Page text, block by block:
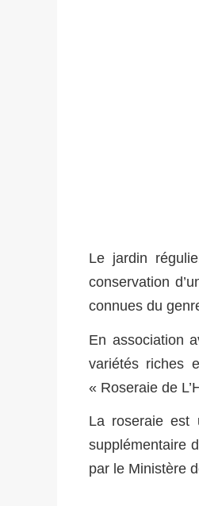
Le jardin
conservation
connues du
En association
variétés riches
« Roseraie de
La roseraie est
supplémentaire
par le Ministère